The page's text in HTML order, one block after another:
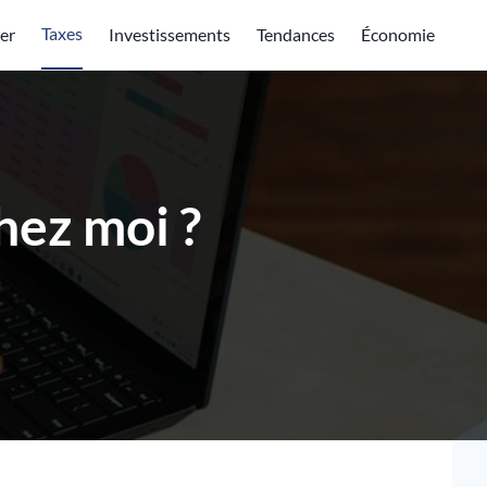
Taxes Investissements Tendances Économie
moi ?